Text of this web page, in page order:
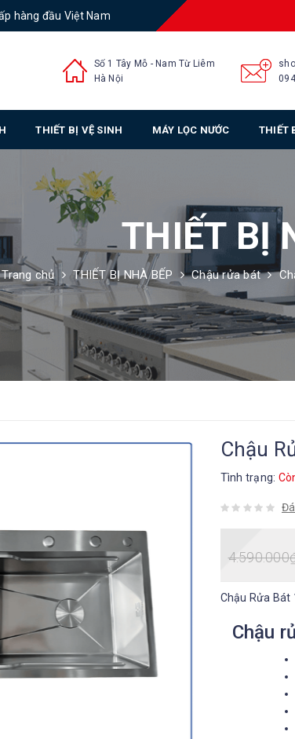
hàng đầu Việt Nam
Số 1 Tây Mỗ - Nam Từ Liêm
Hà Nội
THIẾT BỊ VỆ SINH MÁY LỌC NƯỚC THIẾT
THIẾT BỊ
Trang chủ THIẾT BỊ NHÀ BẾP Chậu rửa bát
Chậu
Tình trạng:
4.590.000
Chậu Rửa Bát
Chậu